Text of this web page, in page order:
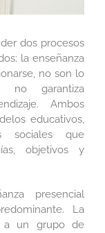
dos procesos
la enseñanza
no son lo
no garantiza
Ambos
educativos,
sociales que
objetivos y
presencial
La
a un grupo de